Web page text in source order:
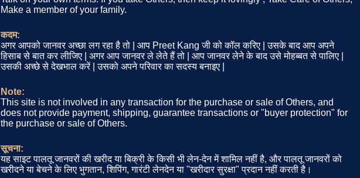
Make a member of your family.
कदम:
अगर आपको जानवर अच्छा लग रहा है तो | आप Preet Kang जी को कॉल करिए | उसके बाद आप अपने
हिसाब से बात कर लीजिए | अगर आप जानवर ले लेते हैं तो | आप जानवर लेने के बाद उसे मोहब्बत से पालिए |
उसकी अच्छे से देखभाल करें | उसको अपने परिवार का सदस्य बनाइए |
Note:
This site is not involved in any transaction for the purchase or sale of Others, and
does not provide payment, shipping, guarantee transactions or "buyer protection" for
the purchase or sale of Others.
सूचना:
यह साइट पालतू जानवरों की खरीद या बिक्री के किसी भी लेन-देन में शामिल नहीं है, और पालतू जानवरों को
खरीदने या बेचने के लिए भुगतान, शिपिंग, गारंटी लेनदेन या "खरीदार सुरक्षा" प्रदान नहीं करती है।